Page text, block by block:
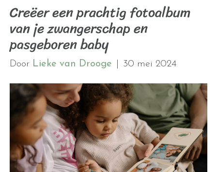
Creëer een prachtig fotoalbum
van je zwangerschap en
pasgeboren baby
Door Lieke van Drooge 30 mei 2024